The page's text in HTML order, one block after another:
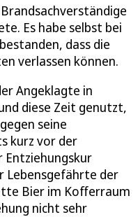
Es habe selbst bei
dass die
verlassen können.
Angeklagte in
diese Zeit genutzt,
seine
kurz vor der
Entziehungskur
Lebensgefährte der
Bier im Kofferraum
nicht sehr